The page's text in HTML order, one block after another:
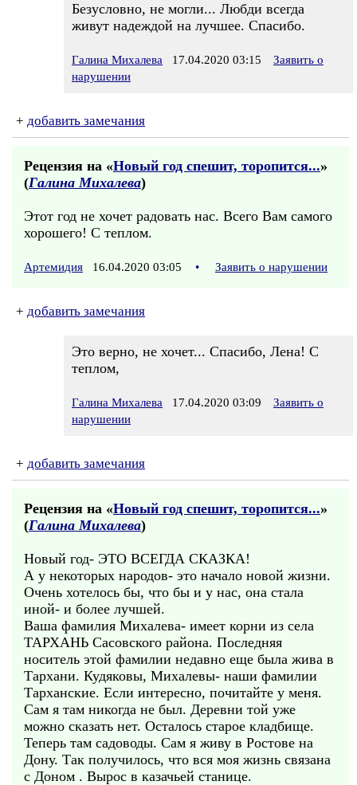
Безусловно, не могли... Любди всегда
живут надеждой на лучшее. Спасибо.
Галина Михалева 17.04.2020 03:15
Заявить о
нарушении
+ добавить замечания
Рецензия на «Новый год спешит, торопится...»
(Галина Михалева)
Этот год не хочет радовать нас. Всего Вам самого
хорошего! С теплом.
Артемидия 16.04.2020 03:05 • Заявить о нарушении
+ добавить замечания
Это верно, не хочет... Спасибо, Лена! С
теплом,
Галина Михалева 17.04.2020 03:09
Заявить о
нарушении
+ добавить замечания
Рецензия на «Новый год спешит, торопится...»
(Галина Михалева)
Новый год- ЭТО ВСЕГДА СКАЗКА!
А у некоторых народов- это начало новой жизни.
Очень хотелось бы, что бы и у нас, она стала
иной- и более лучшей.
Ваша фамилия Михалева- имеет корни из села
ТАРХАНЬ Сасовского района. Последняя
носитель этой фамилии недавно еще была жива в
Тархани. Кудяковы, Михалевы- наши фамилии
Тарханские. Если интересно, почитайте у меня.
Сам я там никогда не был. Деревни той уже
можно сказать нет. Осталось старое кладбище.
Теперь там садоводы. Сам я живу в Ростове на
Дону. Так получилось, что вся моя жизнь связана
с Доном . Вырос в казачьей станице.